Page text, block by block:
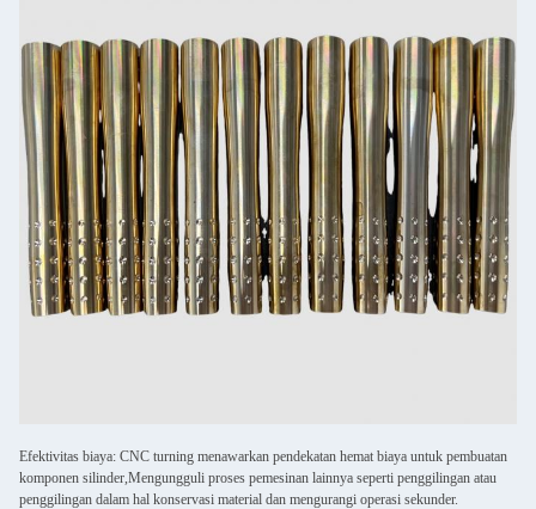
Efektivitas biaya: CNC turning menawarkan pendekatan hemat biaya untuk pembuatan
komponen silinder,Mengungguli proses pemesinan lainnya seperti penggilingan atau
penggilingan dalam hal konservasi material dan mengurangi operasi sekunder.